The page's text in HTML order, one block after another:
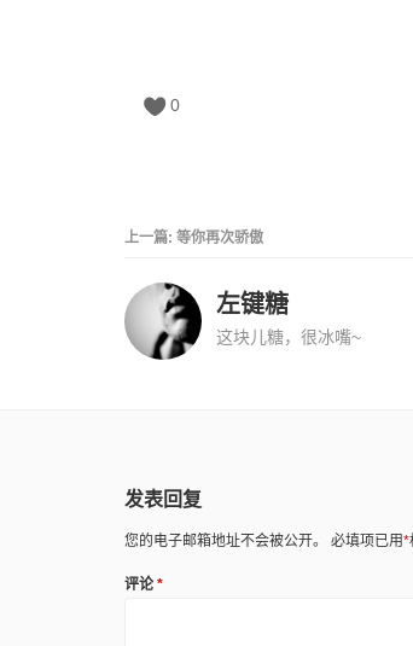
0
上一篇: 等你再次骄傲
左键糖
这块儿糖，很冰嘴~
发表回复
您的电子邮箱地址不会被公开。 必填项已用*
评论*